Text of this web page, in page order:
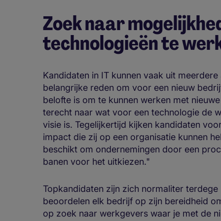
Zoek naar
technologieën te
Kandidaten in IT kunnen vaak uit
belangrijke reden om voor een nieuw
belofte is om te kunnen werken met
terecht naar wat voor een technologie de
visie is. Tegelijkertijd kijken kandidaten
impact die zij op een organisatie kunnen
beschikt om ondernemingen door een
banen voor het uitkiezen."
Topkandidaten zijn zich normaliter
beoordelen elk bedrijf op zijn bereidheid
op zoek naar werkgevers waar je met de